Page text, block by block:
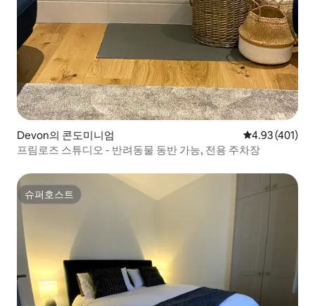
Devon의 콘도미니엄 평점 4.93점(5
4.93 (401)
프림로즈 스튜디오 - 반려동물 동반 가능, 전용 주차장
슈퍼호스트
슈퍼호스트